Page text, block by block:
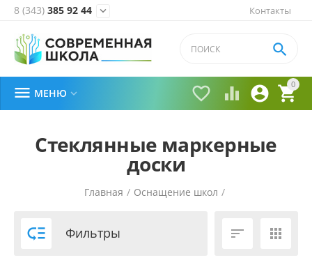
Контакты
8 (343) 385 92 44 
0


 

 МЕНЮ 
Стеклянные маркерные
доски
Главная / Оснащение школ /
 Фильтры  